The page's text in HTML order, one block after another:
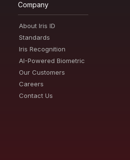
Company
About Iris ID
Standards
Iris Recognition
AI-Powered Biometric
Our Customers
Careers
Contact Us